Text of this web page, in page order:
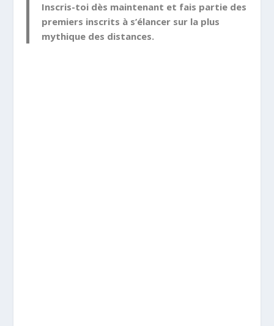
Inscris-toi dès maintenant et fais partie des
premiers inscrits à s’élancer sur la plus
mythique des distances.